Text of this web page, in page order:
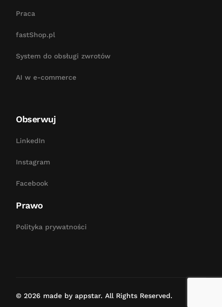
Praca
fastShop.pl
System do obsługi zwrotów
AI w e-commerce
Obserwuj
LinkedIn
Instagram
Facebook
Prawo
Polityka prywatności
© 2026 made by appstar. All Rights Reserved.